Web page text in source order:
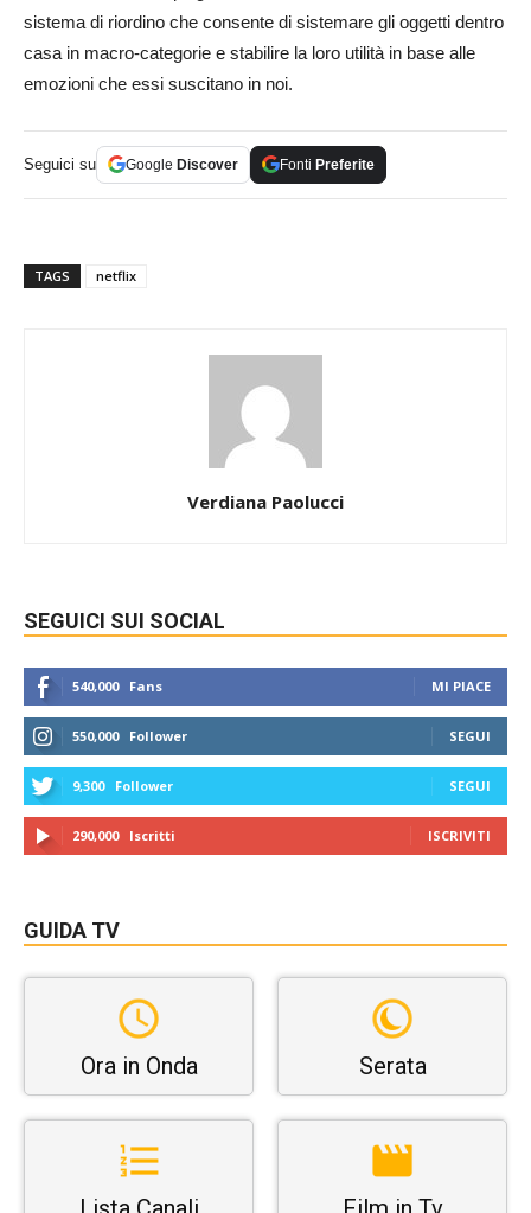
sistema di riordino che consente di sistemare gli oggetti dentro
casa in macro-categorie e stabilire la loro utilità in base alle
emozioni che essi suscitano in noi.
Seguici su Google Discover Fonti Preferite
TAGS netflix
Verdiana Paolucci
SEGUICI SUI SOCIAL
540,000 Fans MI PIACE
550,000 Follower SEGUI
9,300 Follower SEGUI
290,000 Iscritti ISCRIVITI
GUIDA TV
Ora in Onda Serata